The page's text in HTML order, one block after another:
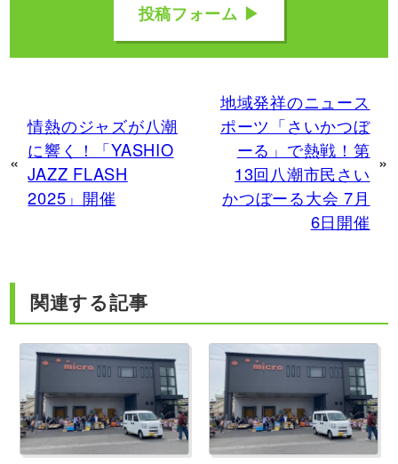
投稿フォーム ▶
«
情熱のジャズが八潮
に響く！「YASHIO
JAZZ FLASH
2025」開催
地域発祥のニュース
ポーツ「さいかつぼ
ーる」で熱戦！第
13回八潮市民さい
かつぼーる大会 7月
6日開催
»
関連する記事